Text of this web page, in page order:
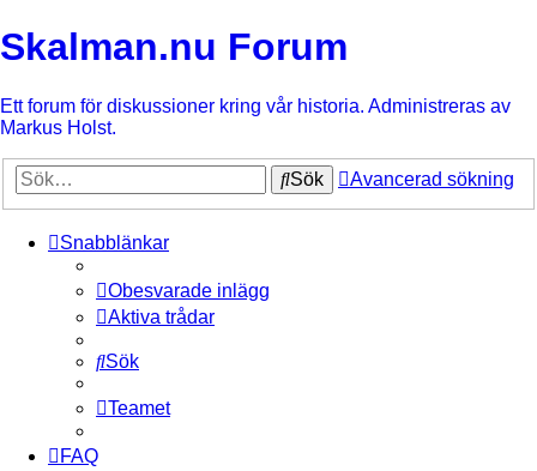
Skalman.nu Forum
Ett forum för diskussioner kring vår historia. Administreras av
Markus Holst.
Sök Avancerad sökning
Snabblänkar
Obesvarade inlägg
Aktiva trådar
Sök
Teamet
FAQ